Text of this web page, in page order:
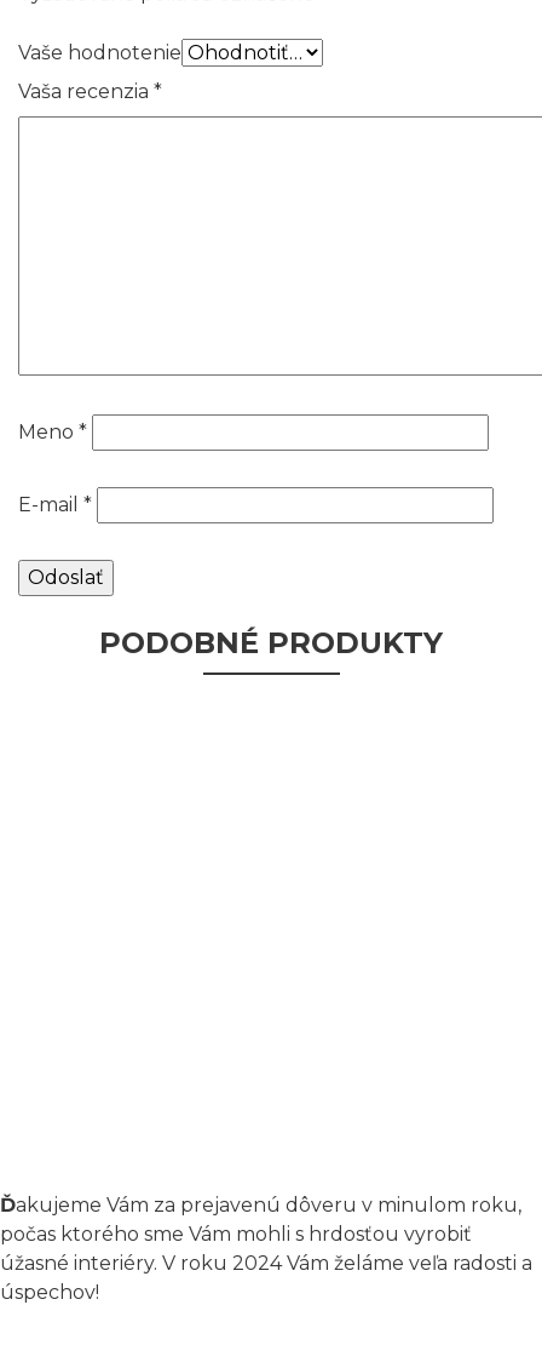
Vaše hodnotenie
Vaša recenzia *
Meno *
E-mail *
PODOBNÉ PRODUKTY
Ďakujeme Vám za prejavenú dôveru v minulom roku,
počas ktorého sme Vám mohli s hrdosťou vyrobiť
úžasné interiéry. V roku 2024 Vám želáme veľa radosti a
úspechov!